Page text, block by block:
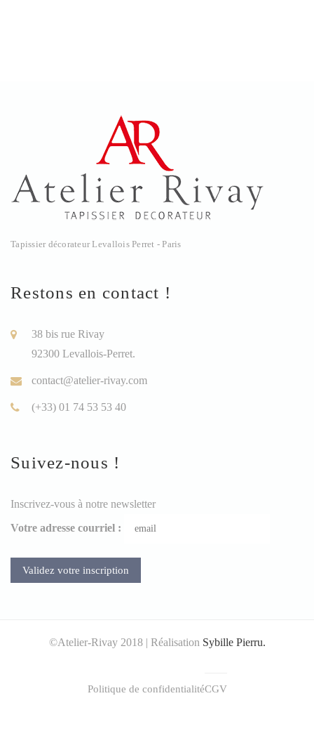
Tapissier décorateur Levallois Perret - Paris
Restons en contact !
38 bis rue Rivay
92300 Levallois-Perret.
contact@atelier-rivay.com
(+33) 01 74 53 53 40
Suivez-nous !
Inscrivez-vous à notre newsletter
Votre adresse courriel :
©Atelier-Rivay 2018 | Réalisation Sybille Pierru.
Politique de confidentialitéCGV